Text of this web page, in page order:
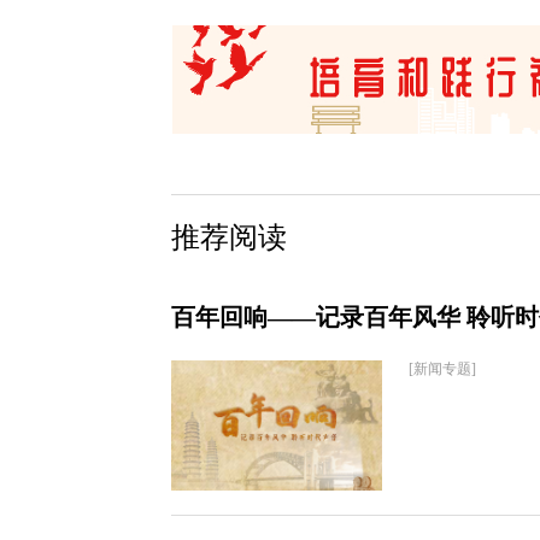
推荐阅读
百年回响——记录百年风华 聆听
[新闻专题]